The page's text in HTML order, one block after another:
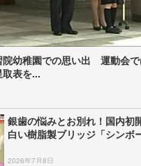
院幼稚園での思い出 運動会
表を...
銀歯の悩みとお別れ！国内初
白い樹脂製ブリッジ「シンボ
2026年7月8日